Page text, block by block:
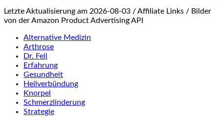
Letzte Aktualisierung am 2026-08-03 / Affiliate Links / Bilder
von der Amazon Product Advertising API
Alternative Medizin
Arthrose
Dr. Feil
Erfahrung
Gesundheit
Heilverbündung
Knorpel
Schmerzlinderung
Strategie